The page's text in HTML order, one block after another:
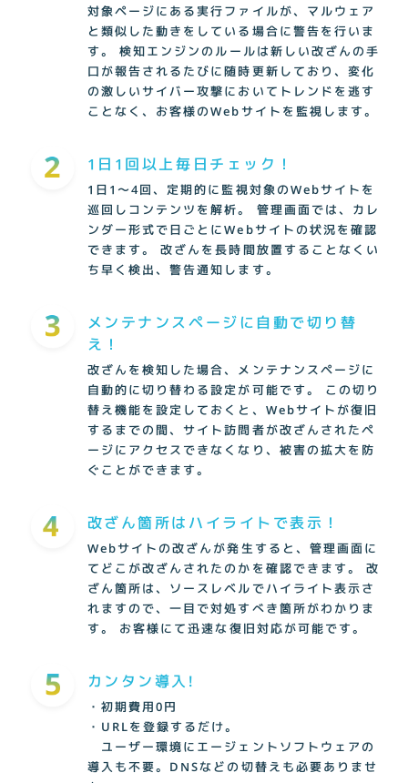
対象ページにある実行ファイルが、マルウェア
と類似した動きをしている場合に警告を行いま
す。
検知エンジンのルールは新しい改ざんの手
口が報告されるたびに随時更新しており、変化
の激しいサイバー攻撃においてトレンドを逃す
ことなく、お客様のWebサイトを監視します。
1日1回以上毎日チェック！
1日1～4回、定期的に監視対象のWebサイトを
巡回しコンテンツを解析。
管理画面では、カレ
ンダー形式で日ごとにWebサイトの状況を確認
できます。
改ざんを長時間放置することなくい
ち早く検出、警告通知します。
メンテナンスページに自動で切り替
え！
改ざんを検知した場合、メンテナンスページに
自動的に切り替わる設定が可能です。
この切り
替え機能を設定しておくと、Webサイトが復旧
するまでの間、サイト訪問者が改ざんされたペ
ージにアクセスできなくなり、被害の拡大を防
ぐことができます。
改ざん箇所はハイライトで表示！
Webサイトの改ざんが発生すると、管理画面に
てどこが改ざんされたのかを確認できます。
改
ざん箇所は、ソースレベルでハイライト表示さ
れますので、一目で対処すべき箇所がわかりま
す。
お客様にて迅速な復旧対応が可能です。
カンタン導入!
・初期費用0円
・URLを登録するだけ。
ユーザー環境にエージェントソフトウェアの
導入も不要。DNSなどの切替えも必要ありませ